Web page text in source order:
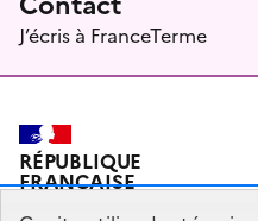
J’écris à FranceTerme
RÉPUBLIQUE
FRANÇAISE